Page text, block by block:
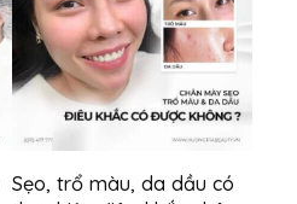
Sẹo, trổ màu, da dầu có